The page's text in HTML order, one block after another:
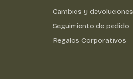
Cambios y devoluciones
Seguimiento de pedido
Regalos Corporativos